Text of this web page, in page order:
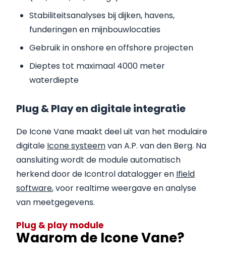
Stabiliteitsanalyses bij dijken, havens,
funderingen en mijnbouwlocaties
Gebruik in onshore en offshore projecten
Dieptes tot maximaal 4000 meter
waterdiepte
Plug & Play en digitale integratie
De Icone Vane maakt deel uit van het modulaire
digitale Icone systeemvan A.P. van den Berg. Na
aansluiting wordt de module automatisch
herkend door de Icontrol datalogger en Ifield
software, voor realtime weergave en analyse
van meetgegevens.
Plug & play module
Waarom de Icone Vane?